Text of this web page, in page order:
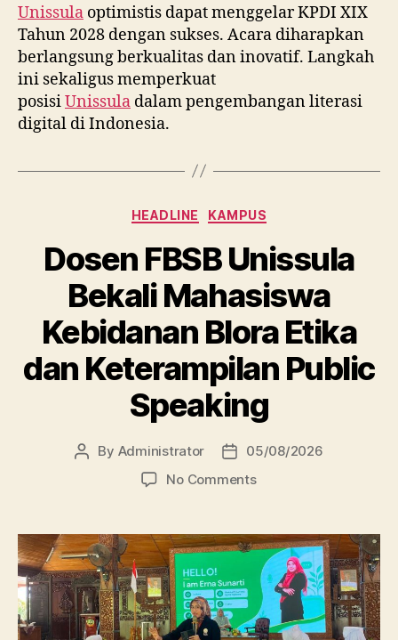
Unissula optimistis dapat menggelar KPDI XIX
Tahun 2028 dengan sukses. Acara diharapkan
berlangsung berkualitas dan inovatif. Langkah
ini sekaligus memperkuat
posisiUnissula dalam pengembangan literasi
digital di Indonesia.
Categories
HEADLINE KAMPUS
Dosen FBSB Unissula
Bekali Mahasiswa
Kebidanan Blora Etika
dan Keterampilan Public
Speaking
Post
By Administrator
Post
date
05/08/2026
No Commentson
Unissula
Bekali
Mahasiswa
Kebidanan
Blora
Etika